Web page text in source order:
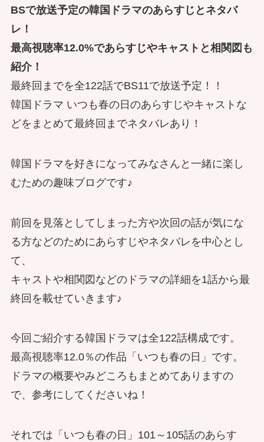
BSで放送予定の韓国ドラマのあらすじとネタバ
レ！
最高視聴率12.0%であらすじやキャストと相関図も
紹介！
最終回までを全122話でBS11で放送予定！！
韓国ドラマ いつも春の日のあらすじやキャストな
どをまとめて最終回までネタバレあり！
韓国ドラマを好きになってみなさんと一緒に楽し
むための趣味ブログです♪
前回を見落としてしまった方や次回の話が気にな
る方などのためにあらすじやネタバレを中心とし
て、
キャストや相関図などのドラマの詳細を1話から最
終回を載せていきます♪
今回ご紹介する韓国ドラマは全122話構成です。
最高視聴率12.0％の作品「いつも春の日」です。
ドラマの概要やみどころもまとめてありますの
で、参考にしてくださいね！
それでは「いつも春の日」101～105話のあらす